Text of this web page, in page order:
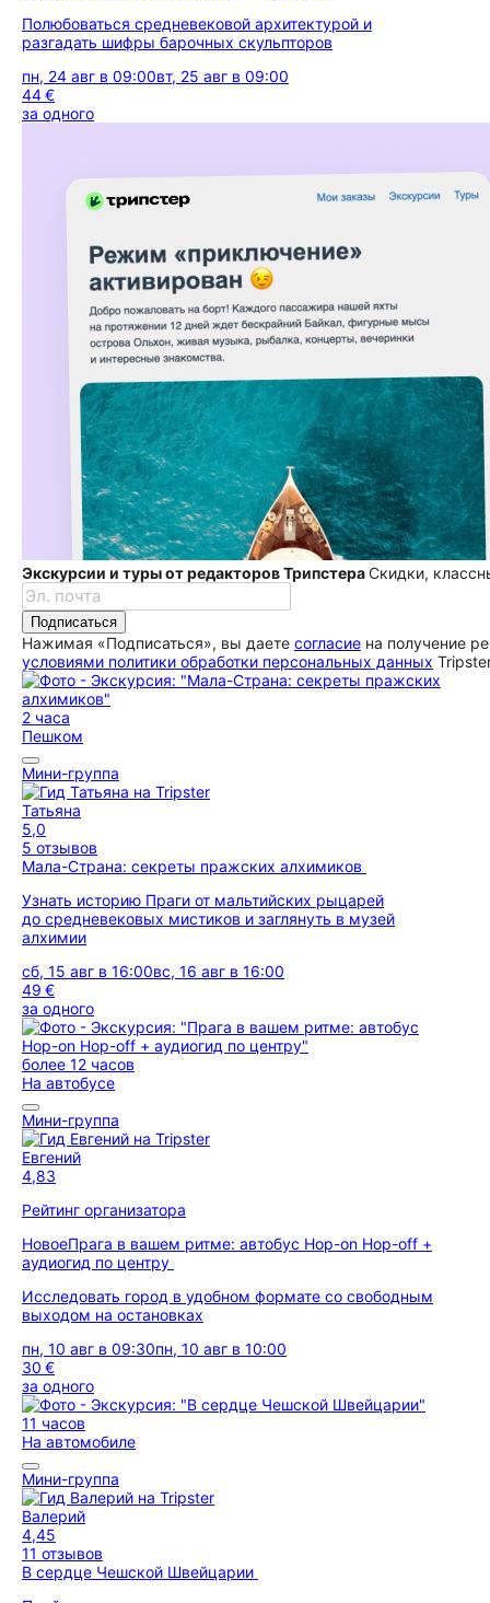
Полюбоваться средневековой архитектурой и
разгадать шифры барочных скульпторов
пн, 24 авг в 09:00вт, 25 авг в 09:00
44 €
за одного
Экскурсии и туры от редакторов ТрипстераСкидки,
Подписаться
Нажимая «Подписаться», вы даете согласие на получение
условиями политики обработки персональных данных
2 часа
Пешком
Мини-группа
Татьяна
5,0
5 отзывов
Мала-Страна: секреты пражских алхимиков
Узнать историю Праги от мальтийских рыцарей
до средневековых мистиков и заглянуть в музей
алхимии
сб, 15 авг в 16:00вс, 16 авг в 16:00
49 €
за одного
более 12 часов
На автобусе
Мини-группа
Евгений
4,83
Рейтинг организатора
НовоеПрага в вашем ритме: автобус Hop-on Hop-off +
аудиогид по центру
Исследовать город в удобном формате со свободным
выходом на остановках
пн, 10 авг в 09:30пн, 10 авг в 10:00
30 €
за одного
11 часов
На автомобиле
Мини-группа
Валерий
4,45
11 отзывов
В сердце Чешской Швейцарии